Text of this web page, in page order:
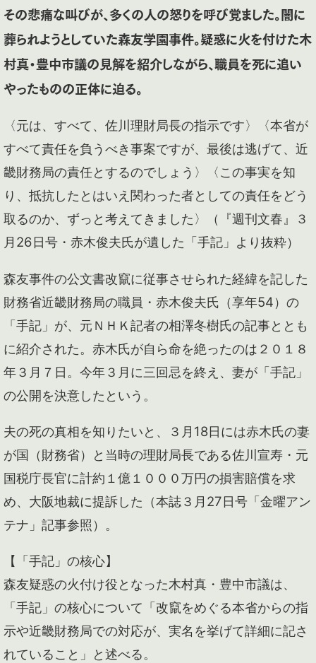
その悲痛な叫びが、多くの人の怒りを呼び覚ました。闇に
葬られようとしていた森友学園事件。疑惑に火を付けた木
村真・豊中市議の見解を紹介しながら、職員を死に追い
やったものの正体に迫る。
〈元は、すべて、佐川理財局長の指示です〉〈本省が
すべて責任を負うべき事案ですが、最後は逃げて、近
畿財務局の責任とするのでしょう〉〈この事実を知
り、抵抗したとはいえ関わった者としての責任をどう
取るのか、ずっと考えてきました〉（『週刊文春』３
月26日号・赤木俊夫氏が遺した「手記」より抜粋）
森友事件の公文書改竄に従事させられた経緯を記した
財務省近畿財務局の職員・赤木俊夫氏（享年54）の
「手記」が、元ＮＨＫ記者の相澤冬樹氏の記事ととも
に紹介された。赤木氏が自ら命を絶ったのは２０１８
年３月７日。今年３月に三回忌を終え、妻が「手記」
の公開を決意したという。
夫の死の真相を知りたいと、３月18日には赤木氏の妻
が国（財務省）と当時の理財局長である佐川宣寿・元
国税庁長官に計約１億１０００万円の損害賠償を求
め、大阪地裁に提訴した（本誌３月27日号「金曜アン
テナ」記事参照）。
【「手記」の核心】
森友疑惑の火付け役となった木村真・豊中市議は、
「手記」の核心について「改竄をめぐる本省からの指
示や近畿財務局での対応が、実名を挙げて詳細に記さ
れていること」と述べる。